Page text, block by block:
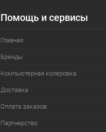
Помощь и сервисы
Главная
Бренды
Компьютерная колеровка
Доставка
Оплата заказов
Партнерство